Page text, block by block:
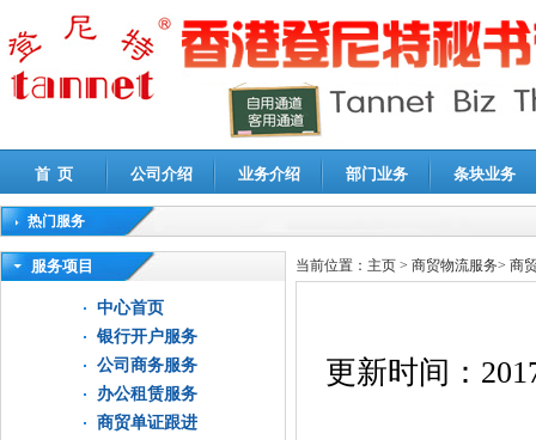
首 页 公司介绍 业务介绍 部门业务 条块业务
热门服务
高新技术企业认定审计|企业所得税汇算清缴申报鉴证
服务项目
中心首页
银行开户服务
公司商务服务
办公租赁服务
商贸单证跟进
当前位置： 主页 > 商贸物流服务> 商
更新时间：